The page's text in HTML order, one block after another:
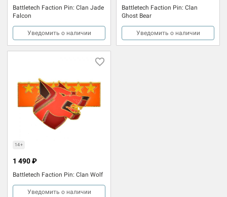
Battletech Faction Pin: Clan Jade
Falcon
Уведомить о наличии
Battletech Faction Pin: Clan
Ghost Bear
Уведомить о наличии
14+
Battletech Faction Pin: Clan Wolf
1 490 ₽
Уведомить о наличии